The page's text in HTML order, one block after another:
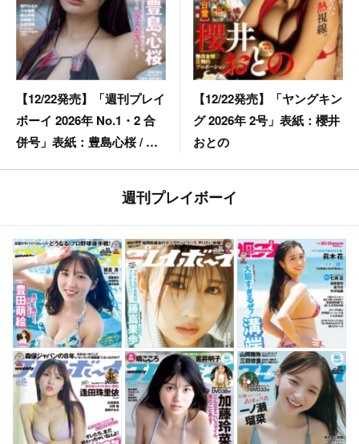
【12/22発売】「週刊プレイ
ボーイ 2026年 No.1・2 合
併号」表紙：豊島心桜 / 深
【12/22発売】「ヤングキン
グ 2026年 2号」表紙：櫻井
おとの
週刊プレイボーイ